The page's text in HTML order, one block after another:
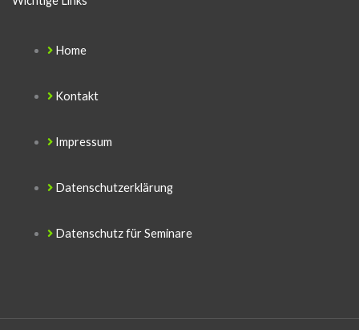
Home
Kontakt
Impressum
Datenschutzerklärung
Datenschutz für Seminare